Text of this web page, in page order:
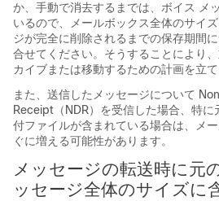
か、手動で消去するまでは、ボイス メ
いるので、メールボックス全体のサイ
ジが完全に削除されるまでの保存期間
合せてください。そうすることにより
カイブまたは移動するための計画を立て
また、送信したメッセージについて
Receipt（NDR）を受信した場合、特
付ファイルが含まれている場合は、メ
ぐに増える可能性があります。
メッセージの転送時に元
ッセージ全体のサイズに